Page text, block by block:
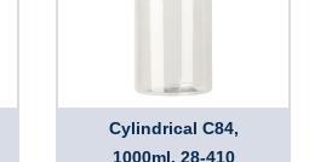
Cylindrical C84,
1000ml, 28-410